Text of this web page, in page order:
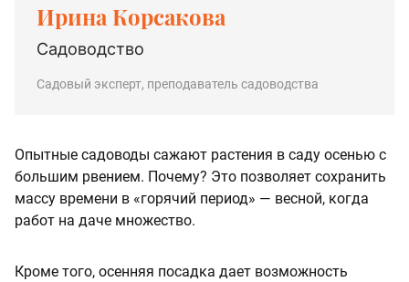
Ирина Корсакова
Садоводство
Садовый эксперт, преподаватель садоводства
Опытные садоводы сажают растения в саду осенью с
большим рвением. Почему? Это позволяет сохранить
массу времени в «горячий период» — весной, когда
работ на даче множество.
Кроме того, осенняя посадка дает возможность